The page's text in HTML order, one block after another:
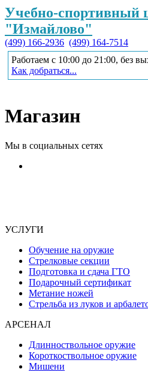
Учебно-спортивный
"Измайлово"
(499) 166-2936 (499) 164-7514
Работаем с 10:00 до 21:00, без
Как добраться...
Магазин
Мы в социальных сетях
УСЛУГИ
Обучение на оружие
Стрелковые секции
Подготовка и сдача ГТО
Подарочный сертификат
Метание ножей
Стрельба из луков и
АРСЕНАЛ
Длинноствольное оружие
Короткоствольное оружие
Мишени